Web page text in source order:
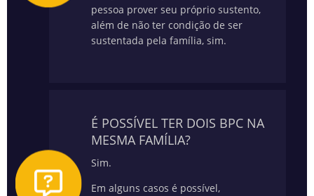
pessoa prover seu próprio sustento,
além de não ter condição de ser
sustentada pela família, sim.
É POSSÍVEL TER DOIS BPC NA
MESMA FAMÍLIA?
Sim.
Em alguns casos é possível,